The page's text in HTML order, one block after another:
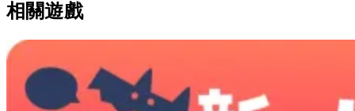
相關遊戲